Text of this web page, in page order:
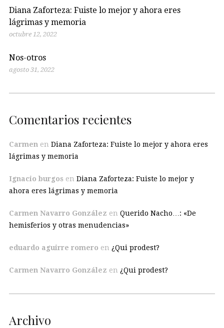
Diana Zaforteza: Fuiste lo mejor y ahora eres
lágrimas y memoria
octubre 12, 2022
Nos-otros
agosto 31, 2022
Comentarios recientes
Carmen en Diana Zaforteza: Fuiste lo mejor y ahora eres
lágrimas y memoria
Ignacio burgos en Diana Zaforteza: Fuiste lo mejor y
ahora eres lágrimas y memoria
Carmen Navarro González en Querido Nacho…: «De
hemisferios y otras menudencias»
eduardo aguirre romero en ¿Qui prodest?
Carmen Navarro González en ¿Qui prodest?
Archivo